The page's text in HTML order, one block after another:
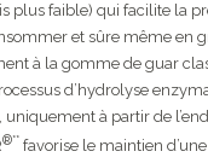
plus faible) qui facilite la
et sûre même en
à la gomme de guar
d’hydrolyse
uniquement à partir de
®** favorise le maintien